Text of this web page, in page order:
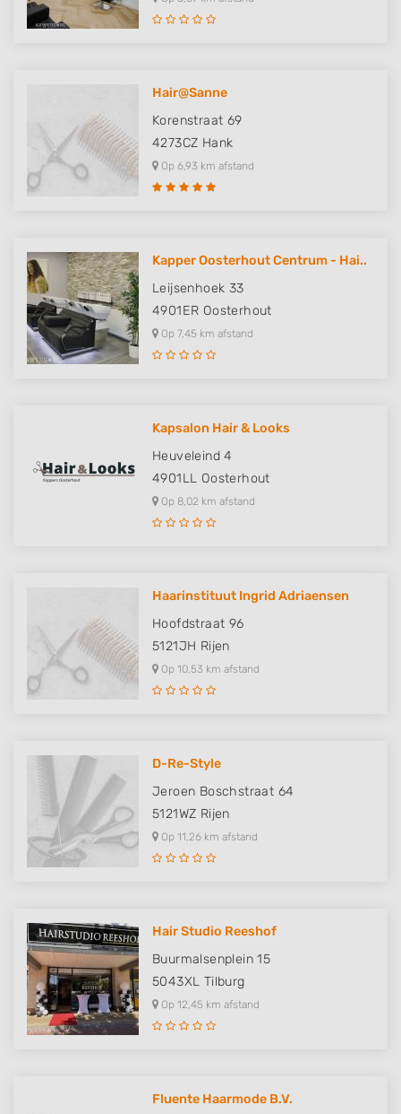
Hair@Sanne
Korenstraat 69
4273CZ Hank
Op 6,93 km afstand
Kapper Oosterhout Centrum - Hai..
Leijsenhoek 33
4901ER Oosterhout
Op 7,45 km afstand
Kapsalon Hair & Looks
Heuveleind 4
4901LL Oosterhout
Op 8,02 km afstand
Haarinstituut Ingrid Adriaensen
Hoofdstraat 96
5121JH Rijen
Op 10,53 km afstand
D-Re-Style
Jeroen Boschstraat 64
5121WZ Rijen
Op 11,26 km afstand
Hair Studio Reeshof
Buurmalsenplein 15
5043XL Tilburg
Op 12,45 km afstand
Fluente Haarmode B.V.